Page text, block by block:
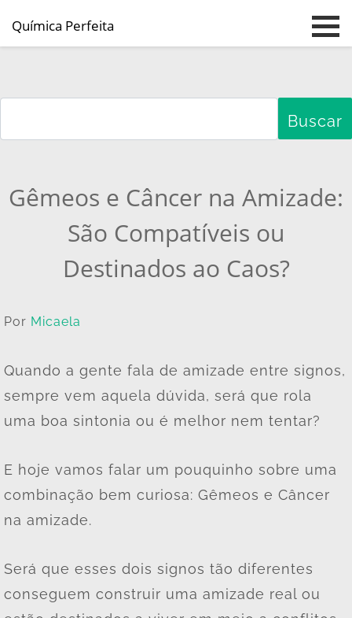
Pular para o conteúdo principal
Química Perfeita
Gêmeos e Câncer na Amizade:
São Compatíveis ou
Destinados ao Caos?
Por Micaela
Quando a gente fala de amizade entre signos,
sempre vem aquela dúvida, será que rola
uma boa sintonia ou é melhor nem tentar?
E hoje vamos falar um pouquinho sobre uma
combinação bem curiosa: Gêmeos e Câncer
na amizade.
Será que esses dois signos tão diferentes
conseguem construir uma amizade real ou